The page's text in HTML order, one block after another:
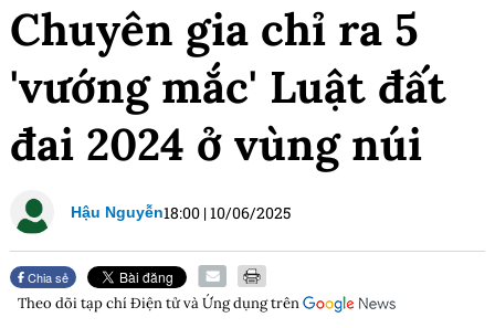
Chuyên gia chỉ ra 5
'vướng mắc' Luật đất
đai 2024 ở vùng núi
Hậu Nguyễn18:00 |10/06/2025
Chia sẻ
Theo dõi tạp chíĐiện tử và Ứng dụngtrên